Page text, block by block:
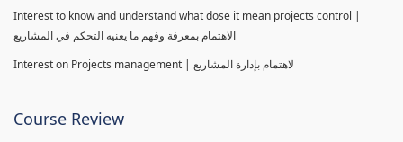
Interest to know and understand what dose it mean projects control |
الاهتمام بمعرفة وفهم ما يعنيه التحكم في المشاريع
Interest on Projects management | لاهتمام بإدارة المشاريع
Course Review